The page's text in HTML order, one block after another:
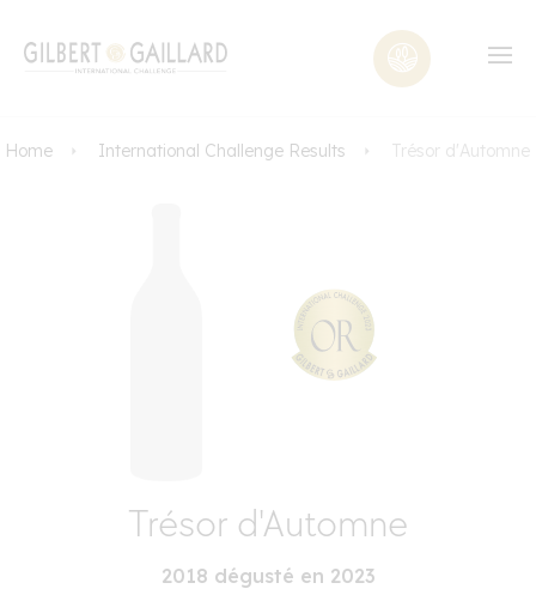
Home International Challenge Results Trésor d'Automne
Trésor d'Automne
2018 dégusté en 2023